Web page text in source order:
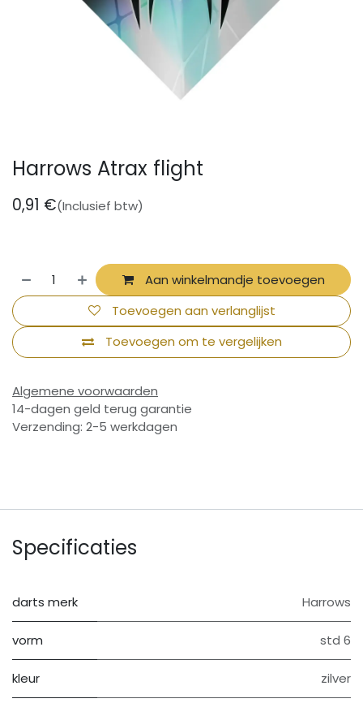
Harrows Atrax flight
0,91 €(Inclusief btw)
Aan winkelmandje toevoegen
Toevoegen om te vergelijken
Toevoegen aan verlanglijst
Algemene voorwaarden
14-dagen geld terug garantie
Verzending: 2-5 werkdagen
Specificaties
darts merk Harrows
vorm std 6
kleur zilver